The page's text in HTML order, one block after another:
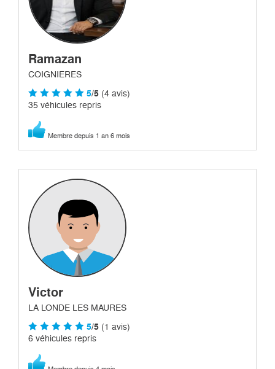
Ramazan
COIGNIERES
5/5 (4 avis)
35 véhicules repris
Membre depuis 1 an 6 mois
Victor
LA LONDE LES MAURES
5/5 (1 avis)
6 véhicules repris